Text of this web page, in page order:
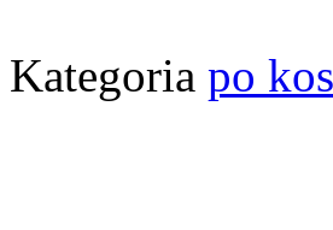
Kategoria po